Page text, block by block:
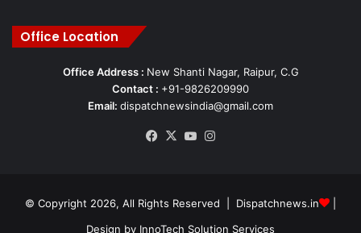
Office Location
Office Address : New Shanti Nagar, Raipur, C.G
Contact : +91-9826209990
Email: dispatchnewsindia@gmail.com
Facebook
X YouTube
© Copyright 2026, All Rights Reserved | Dispatchnews.in
Design by InnoTech Solution Services